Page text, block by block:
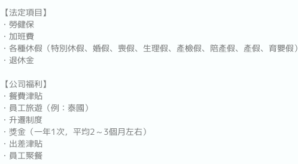
【法定項目】
・勞健保
・加班費
・各種休假（特別休假、婚假、喪假、生理假、產檢假、陪產假、產假、育嬰假）
・退休金
【公司福利】
・餐費津貼
・員工旅遊（例：泰國）
・升遷制度
・獎金（一年1次，平均2～3個月左右）
・出差津貼
・員工聚餐